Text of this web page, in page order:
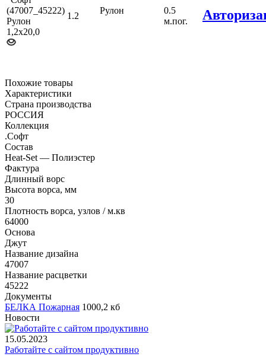
1.2
Рулон
0.5
м.пог.
Похожие товары
Характеристики
Страна производства
РОССИЯ
Коллекция
.Софт
Состав
Heat-Set — Полиэстер
Фактура
Длинный ворс
Высота ворса, мм
30
Плотность ворса, узлов / м.кв
64000
Основа
Джут
Название дизайна
47007
Название расцветки
45222
Документы
БЕЛКА Пожарная 1000,2 кб
Новости
15.05.2023
Работайте с сайтом продуктивно